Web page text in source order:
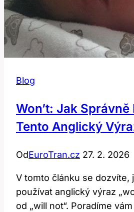
Blog
Won’t: Jak
Tento Anglický
OdEuroTran.cz 27. 2. 2026
V tomto článku se dozvíte,
používat anglický výraz
od „will not“. Poradíme